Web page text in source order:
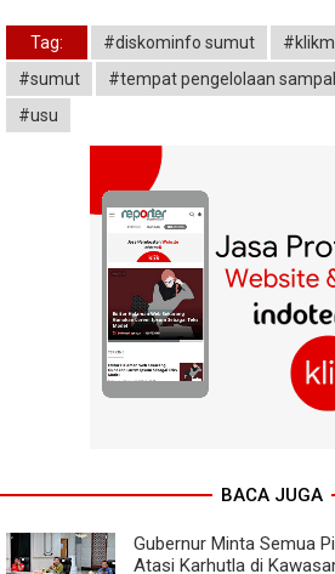
Tag: #diskominfo sumut
#sumut
#tempat pengelolaan
#usu
BACA JUGA
Gubernur Minta Semua
Atasi Karhutla di